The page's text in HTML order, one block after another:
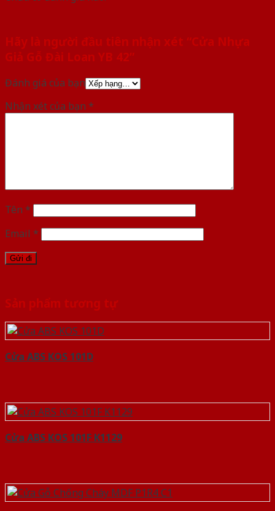
Hãy là người đầu tiên nhận xét “Cửa Nhựa
Giả Gỗ Đài Loan YB 42”
Đánh giá của bạn
Nhận xét của bạn *
Tên *
Email *
Sản phẩm tương tự
Cửa ABS KOS 101D
Cửa ABS KOS 101F K1129